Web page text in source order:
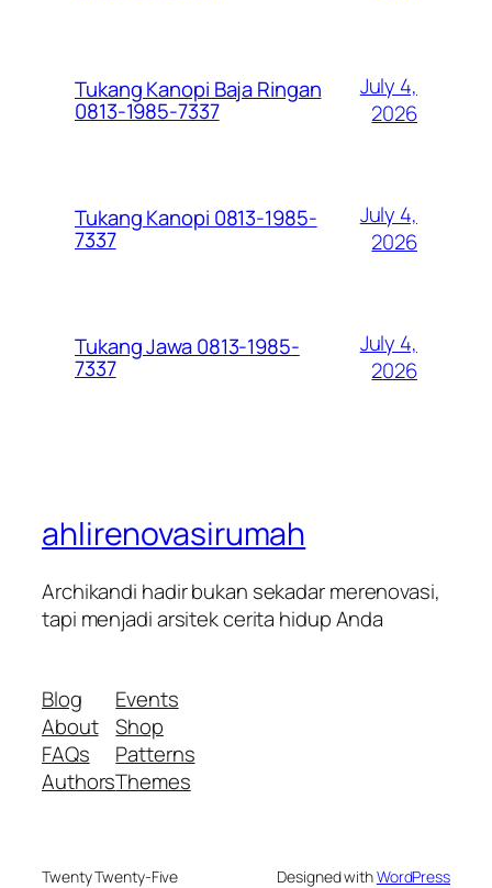
Tukang Kanopi Baja Ringan
0813-1985-7337
July 4,
2026
Tukang Kanopi 0813-1985-
7337
July 4,
2026
Tukang Jawa 0813-1985-
7337
July 4,
2026
ahlirenovasirumah
Archikandi hadir bukan sekadar merenovasi,
tapi menjadi arsitek cerita hidup Anda
Blog
About
FAQs
Authors
Events
Shop
Patterns
Themes
Twenty Twenty-Five Designed withWordPress